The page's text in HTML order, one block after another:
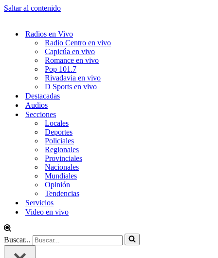
Saltar al contenido
Radios en Vivo
Radio Centro en vivo
Capicúa en vivo
Romance en vivo
Pop 101.7
Rivadavia en vivo
D Sports en vivo
Destacadas
Audios
Secciones
Locales
Deportes
Policiales
Regionales
Provinciales
Nacionales
Mundiales
Opinión
Tendencias
Servicios
Video en vivo
Buscar...